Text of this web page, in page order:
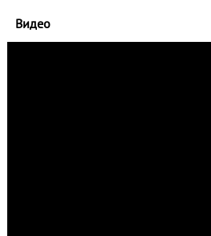
Видео